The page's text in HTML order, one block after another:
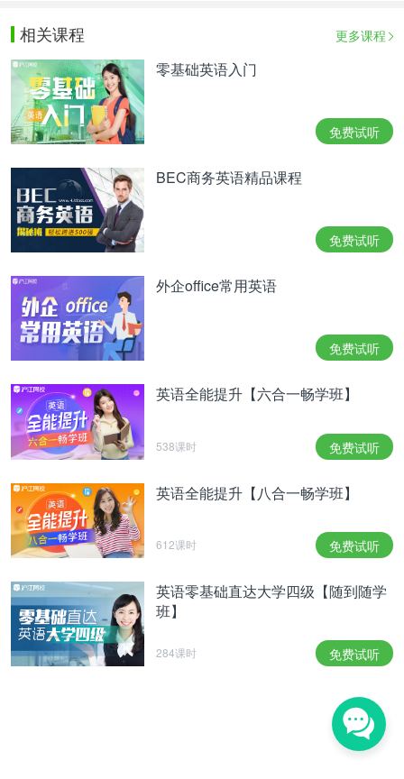
相关课程 更多课程
零基础英语入门
免费试听
BEC商务英语精品课程
免费试听
外企office常用英语
免费试听
英语全能提升【六合一畅学班】
538课时 免费试听
英语全能提升【八合一畅学班】
612课时 免费试听
英语零基础直达大学四级【随到随学
班】
284课时 免费试听